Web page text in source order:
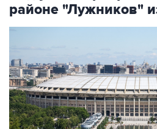
районе "Лужников"